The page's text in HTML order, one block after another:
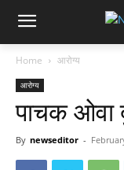
Home आरोग्य
आरोग्य
पाचक ओवा
By newseditor -